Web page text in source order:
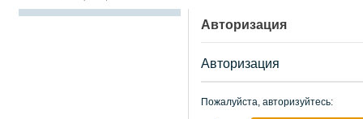
Авторизация
Авторизация
Пожалуйста, авторизуйтесь: